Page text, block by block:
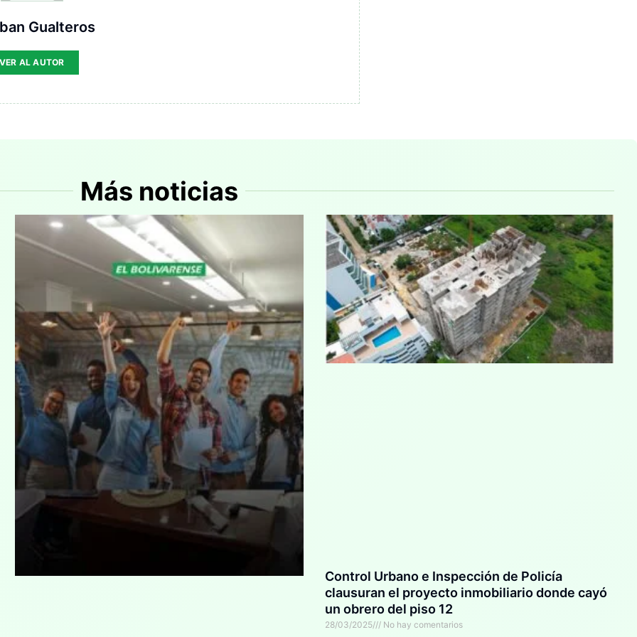
Gualteros
VER AL AUTOR
Más noticias
Control Urbano e Inspección de Policía
clausuran el proyecto inmobiliario donde cayó
un obrero del piso 12
28/03/2025 No hay comentarios